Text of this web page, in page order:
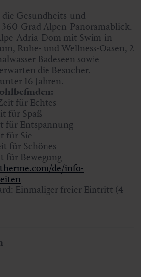
Gesundheits-und
Grad Alpen-Panoramablick.
Adria-Dom mit Swim-in
Ruhe- und Wellness-Oasen, 2
Badeseen sowie
die Besucher.
16 Jahren.
für Echtes
für Spaß
für Entspannung
für Sie
für Schönes
für Bewegung
de/info-
Einmaliger freier Eintritt (4